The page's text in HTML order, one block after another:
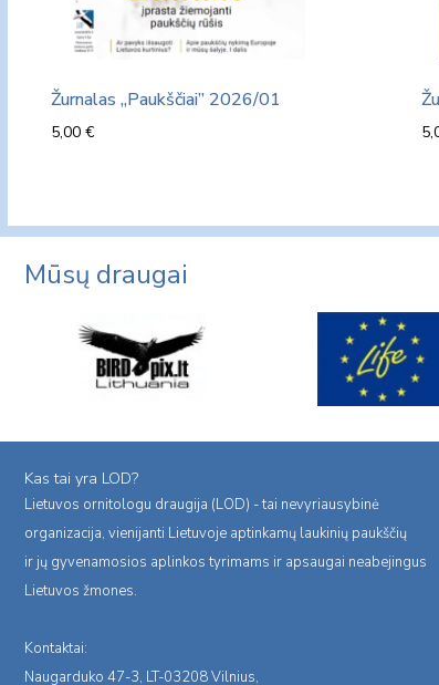
Žurnalas „Paukščiai” 2026/01
5,00 €
Mūsų draugai
Kas tai yra LOD?
Lietuvos ornitologu draugija (LOD) - tai nevyriausybinė
organizacija, vienijanti Lietuvoje aptinkamų laukinių paukščių
ir jų gyvenamosios aplinkos tyrimams ir apsaugai neabejingus
Lietuvos žmones.
Kontaktai:
Naugarduko 47-3, LT-03208 Vilnius,